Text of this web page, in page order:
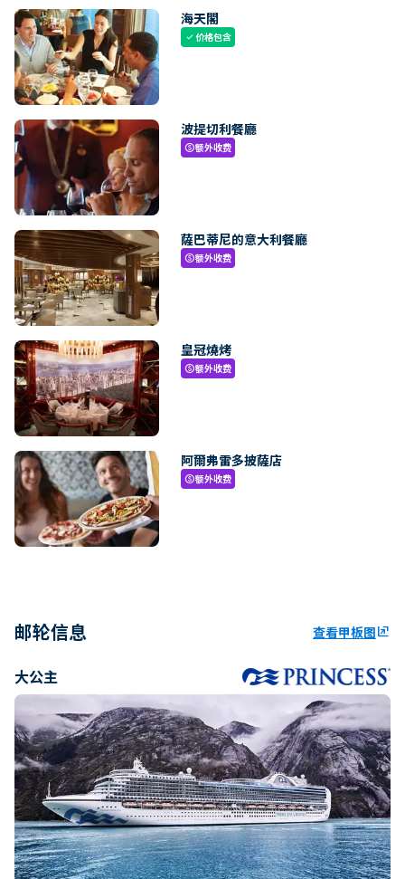
海天閣
check价格包含
波提切利餐廳
paid额外收费
薩巴蒂尼的意大利餐廳
paid额外收费
皇冠燒烤
paid额外收费
阿爾弗雷多披薩店
paid额外收费
邮轮信息 查看甲板图ungroup
大公主